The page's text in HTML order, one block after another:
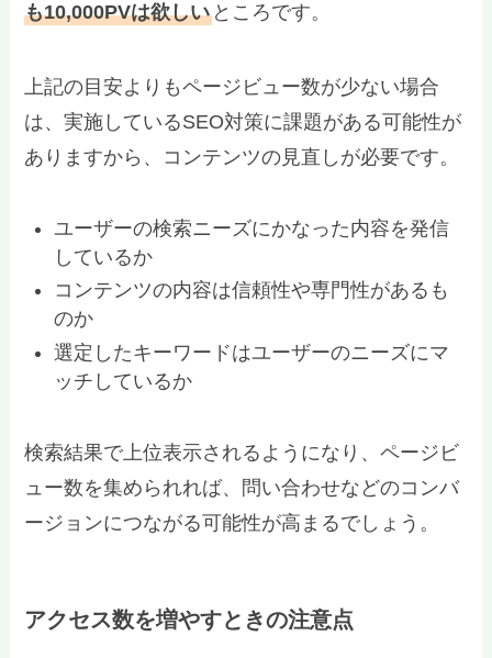
も10,000PVは欲しい ところです。
上記の目安よりもページビュー数が少ない場合
は、実施しているSEO対策に課題がある可能性が
ありますから、コンテンツの見直しが必要です。
ユーザーの検索ニーズにかなった内容を発信
しているか
コンテンツの内容は信頼性や専門性があるも
のか
選定したキーワードはユーザーのニーズにマ
ッチしているか
検索結果で上位表示されるようになり、ページビ
ュー数を集められれば、問い合わせなどのコンバ
ージョンにつながる可能性が高まるでしょう。
アクセス数を増やすときの注意点